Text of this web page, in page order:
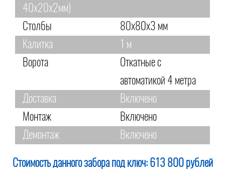
40х20х2мм)
Столбы
80х80х3 мм
Калитка
1 м
Ворота
Откатные с
автоматикой 4 метра
Доставка
Включено
Монтаж
Включено
Демонтаж
Включено
Стоимость данного забора под ключ: 613 800 рублей